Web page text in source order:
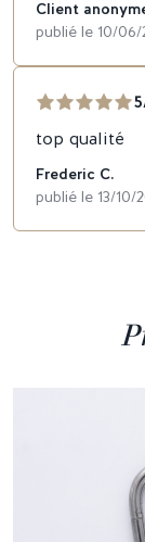
Client
publié le 10/
top qualité
Frederic C.
publié le 13/10/